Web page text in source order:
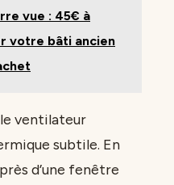
vue : 45€ à
votre bâti ancien
ventilateur
subtile. En
d’une fenêtre